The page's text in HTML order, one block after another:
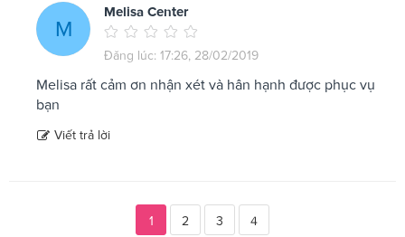
M
Melisa Center
Đăng lúc: 17:26, 28/02/2019
Melisa rất cảm ơn nhận xét và hân hạnh được phục vụ
bạn
Viết trả lời
1 2 3 4